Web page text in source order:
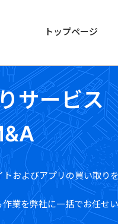
トップページ
サービス
トおよびアプリの買い取り
業を弊社に一括でお任せ